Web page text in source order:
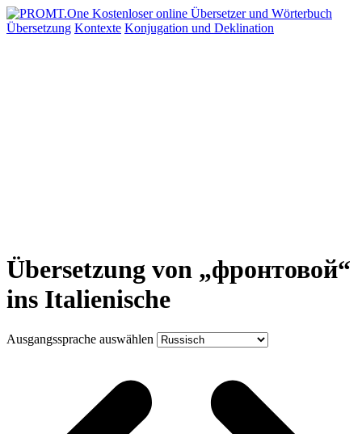
Übersetzung Kontexte Konjugation und Deklination
Übersetzung von „фронтовой“
ins Italienische
Ausgangssprache auswählen